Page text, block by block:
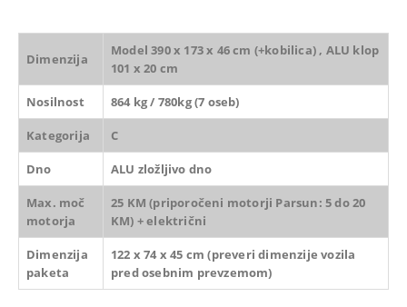
Dimenzija
Model 390 x 173 x 46 cm (+kobilica) , ALU klop
101 x 20 cm
Nosilnost 864 kg / 780kg (7 oseb)
Kategorija C
Dno ALU zložljivo dno
Max. moč
motorja
25 KM (priporočeni motorji Parsun: 5 do 20
KM) + električni
Dimenzija
paketa
122 x 74 x 45 cm (preveri dimenzije vozila
pred osebnim prevzemom)